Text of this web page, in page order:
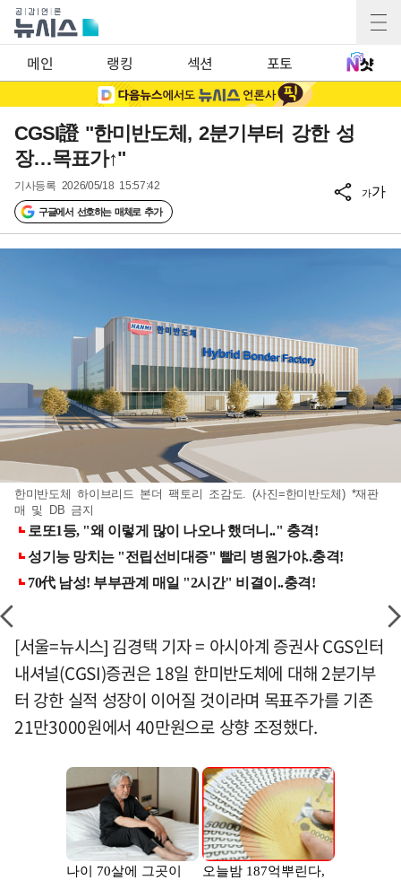
메인 랭킹 섹션 포토
CGSI證 "한미반도체, 2분기부터 강한 성
장…목표가↑"
기사등록 2026/05/18 15:57:42
구글에서 선호하는 매체로 추가
가가
한미반도체 하이브리드 본더 팩토리 조감도. (사진=한미반도체) *재판
매 및 DB 금지
[서울=뉴시스] 김경택 기자 = 아시아계 증권사 CGS인터
내셔널(CGSI)증권은 18일 한미반도체에 대해 2분기부
터 강한 실적 성장이 이어질 것이라며 목표주가를 기존
21만3000원에서 40만원으로 상향 조정했다.